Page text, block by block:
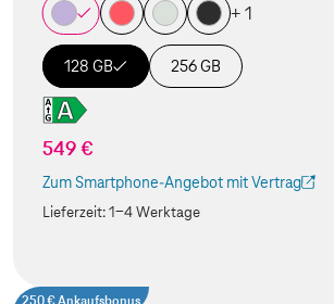
+ 1
128 GB 256 GB
549 €
Zum Smartphone-Angebot mit Vertrag
(Der Link wird in einem neuen Tab geöffnet)
Lieferzeit:1-4 Werktage
250 € Ankaufsbonus